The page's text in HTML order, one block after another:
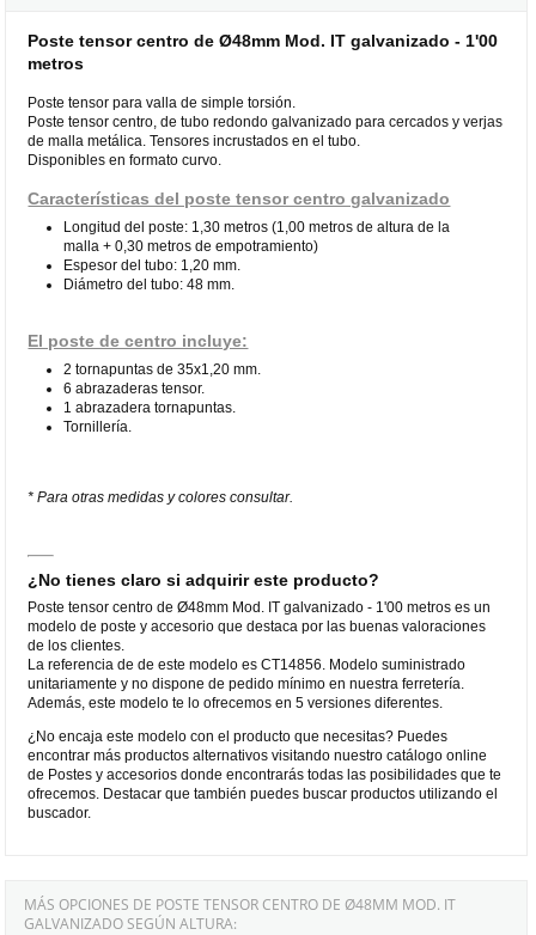
Poste tensor centro de Ø48mm Mod. IT galvanizado - 1'00
metros
Poste tensor para valla de simple torsión.
Poste tensor centro, de tubo redondo galvanizado para cercados y verjas
de malla metálica. Tensores incrustados en el tubo.
Disponibles en formato curvo.
Características del poste tensor centro galvanizado
Longitud del poste: 1,30 metros (1,00 metros de altura de la
malla + 0,30 metros de empotramiento)
Espesor del tubo: 1,20 mm.
Diámetro del tubo: 48 mm.
El poste de centro incluye:
2 tornapuntas de 35x1,20 mm.
6 abrazaderas tensor.
1 abrazadera tornapuntas.
Tornillería.
* Para otras medidas y colores consultar.
¿No tienes claro si adquirir este producto?
Poste tensor centro de Ø48mm Mod. IT galvanizado - 1'00 metros es un
modelo de poste y accesorio que destaca por las buenas valoraciones
de los clientes.
La referencia de de este modelo es CT14856. Modelo suministrado
unitariamente y no dispone de pedido mínimo en nuestra ferretería.
Además, este modelo te lo ofrecemos en 5 versiones diferentes.
¿No encaja este modelo con el producto que necesitas? Puedes
encontrar más productos alternativos visitando nuestro catálogo online
de Postes y accesorios donde encontrarás todas las posibilidades que te
ofrecemos. Destacar que también puedes buscar productos utilizando el
buscador.
MÁS OPCIONES DE POSTE TENSOR CENTRO DE Ø48MM MOD. IT
GALVANIZADO SEGÚN ALTURA: